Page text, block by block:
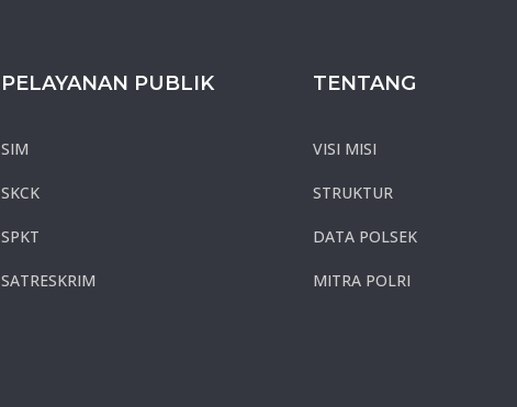
PELAYANAN PUBLIK
SIM
SKCK
SPKT
SATRESKRIM
TENTANG
VISI MISI
STRUKTUR
DATA POLSEK
MITRA POLRI